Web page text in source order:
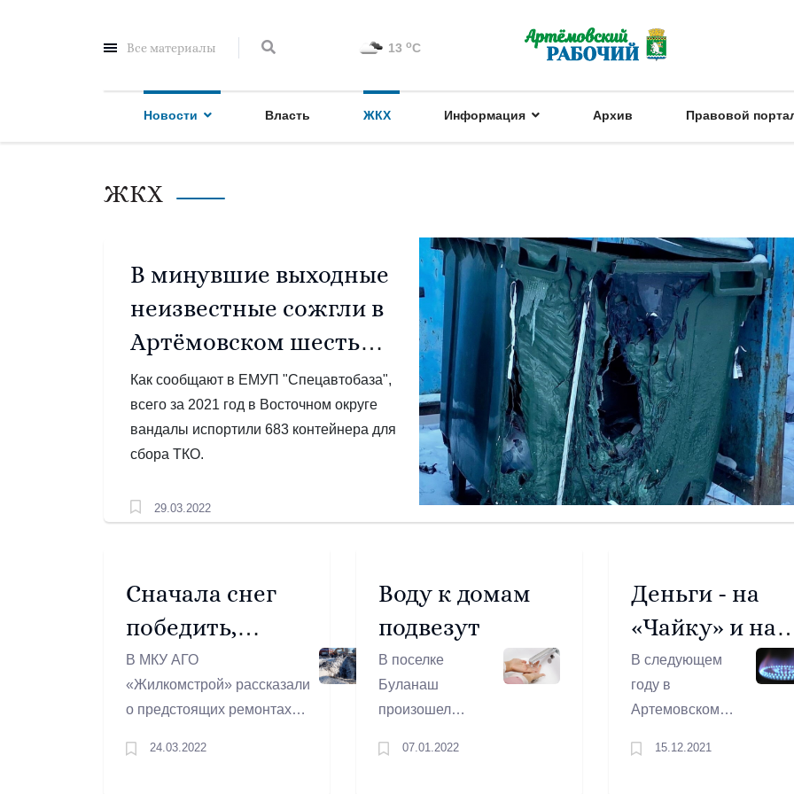
Все материалы 13 oC
Новости Власть ЖКХ Информация Архив Правовой
ЖКХ
В минувшие выходные
неизвестные сожгли в
Артёмовском шесть
баков для мусора
Как сообщают в ЕМУП "Спецавтобаза",
всего за 2021 год в Восточном округе
вандалы испортили 683 контейнера для
сбора ТКО.
29.03.2022
Сначала снег
победить,
потом дороги
ремонтировать
В МКУ АГО
«Жилкомстрой» рассказали
о предстоящих ремонтах
24.03.2022
Воду к домам
подвезут
В поселке
Буланаш
произошел
сети
07.01.2022
Деньги - на
«Чайку» и на
«Семью»
В следующем
году в
Артемовском
газопровода.
15.12.2021